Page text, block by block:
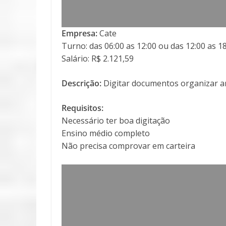
Empresa:Cate
Turno: das 06:00 as 12:00 ou das 12:00 as
Salário: R$ 2.121,59
Descrição: Digitar documentos organizar
Requisitos:
Necessário ter boa digitação
Ensino médio completo
Não precisa comprovar em carteira